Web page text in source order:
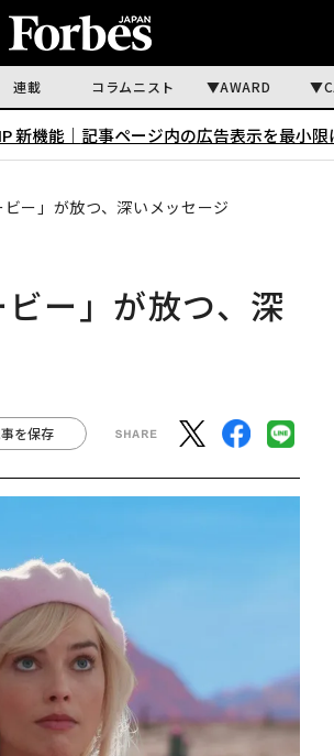
連載 コラムニスト AWARD
新機能｜ 記事ページ内の広告表示を最小限
ー」が放つ、深いメッセージ
ー」が放つ、深
を保存